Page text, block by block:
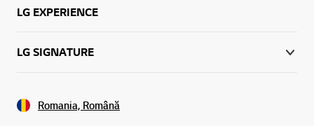
LG EXPERIENCE
LG SIGNATURE
Romania, Română